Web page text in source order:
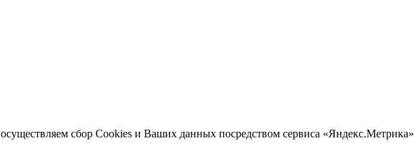
сбор Cookies и Ваших данных посредством сервиса «Яндекс.Метрика»